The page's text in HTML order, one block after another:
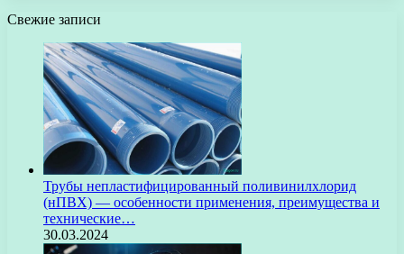
Свежие записи
Трубы непластифицированный поливинилхлорид
(нПВХ) — особенности применения, преимущества и
технические…
30.03.2024